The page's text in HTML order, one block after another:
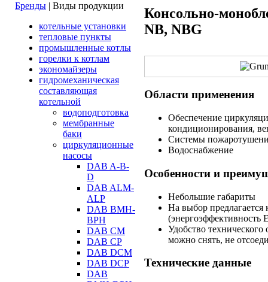
Бренды | Виды продукции
котельные установки
тепловые пункты
промышленные котлы
горелки к котлам
экономайзеры
гидромеханическая
составляющая
котельной
водоподготовка
мембранные
баки
циркуляционные
насосы
DAB A-B-
D
DAB ALM-
ALP
DAB BMH-
BPH
DAB CM
DAB CP
DAB DCM
DAB DCP
DAB
Консольно-
NB, NBG
Области применения
Обеспечение
кондиционирования,
Системы
Водоснабжение
Особенности и
Небольшие габариты
На выбор предлагается
(энергоэффективность
Удобство
можно снять, не
Технические данные